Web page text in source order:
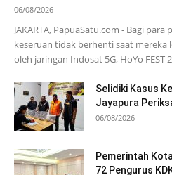
06/08/2026
JAKARTA, PapuaSatu.com - Bagi
keseruan tidak berhenti saat mereka
oleh jaringan Indosat 5G, HoYo FEST
Selidiki Kasus
Jayapura
06/08/2026
Pemerintah
72 Pengurus